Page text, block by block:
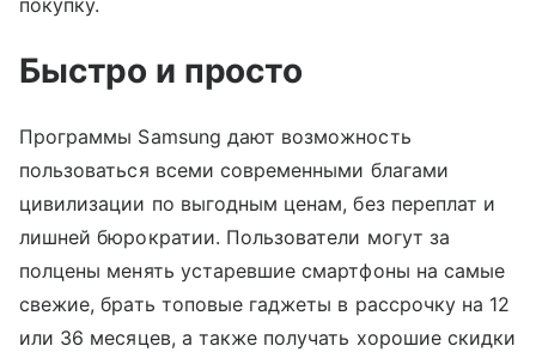
покупку.
Быстро и просто
Программы Samsung дают возможность
пользоваться всеми современными благами
цивилизации по выгодным ценам, без переплат и
лишней бюрократии. Пользователи могут за
полцены менять устаревшие смартфоны на самые
свежие, брать топовые гаджеты в рассрочку на 12
или 36 месяцев, а также получать хорошие скидки